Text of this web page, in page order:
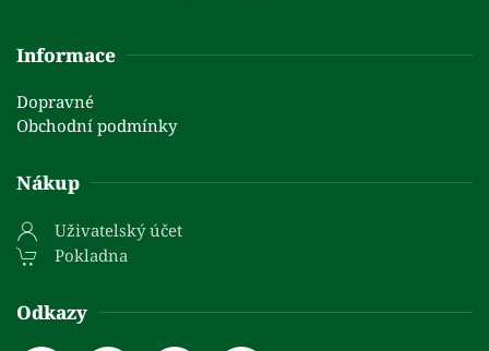
Informace
Dopravné
Obchodní podmínky
Nákup
Uživatelský účet
Pokladna
Odkazy